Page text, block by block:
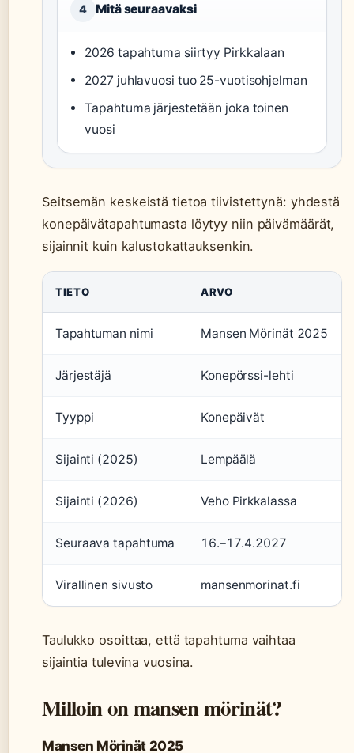
4 Mitä seuraavaksi
2026 tapahtuma siirtyy Pirkkalaan
2027 juhlavuosi tuo 25-vuotisohjelman
Tapahtuma järjestetään joka toinen
vuosi
Seitsemän keskeistä tietoa tiivistettynä: yhdestä
konepäivätapahtumasta löytyy niin päivämäärät,
sijainnit kuin kalustokattauksenkin.
TIETO ARVO
Tapahtuman nimi Mansen Mörinät 2025
Järjestäjä Konepörssi-lehti
Tyyppi Konepäivät
Sijainti (2025) Lempäälä
Sijainti (2026) Veho Pirkkalassa
Seuraava tapahtuma 16.–17.4.2027
Virallinen sivusto mansenmorinat.fi
Taulukko osoittaa, että tapahtuma vaihtaa
sijaintia tulevina vuosina.
Milloin on mansen mörinät?
Mansen Mörinät 2025